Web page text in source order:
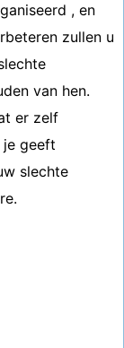
, en
zullen u
van hen.
er zelf
je geeft
slechte